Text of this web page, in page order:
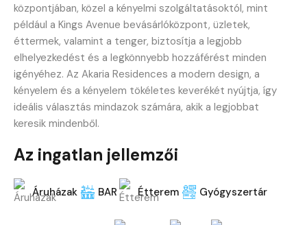
központjában, közel a kényelmi szolgáltatásoktól, mint
például a Kings Avenue bevásárlóközpont, üzletek,
éttermek, valamint a tenger, biztosítja a legjobb
elhelyezkedést és a legkönnyebb hozzáférést minden
igényéhez. Az Akaria Residences a modern design, a
kényelem és a kényelem tökéletes keverékét nyújtja, így
ideális választás mindazok számára, akik a legjobbat
keresik mindenből.
Az ingatlan jellemzői
Áruházak BAR Étterem Gyógyszertár